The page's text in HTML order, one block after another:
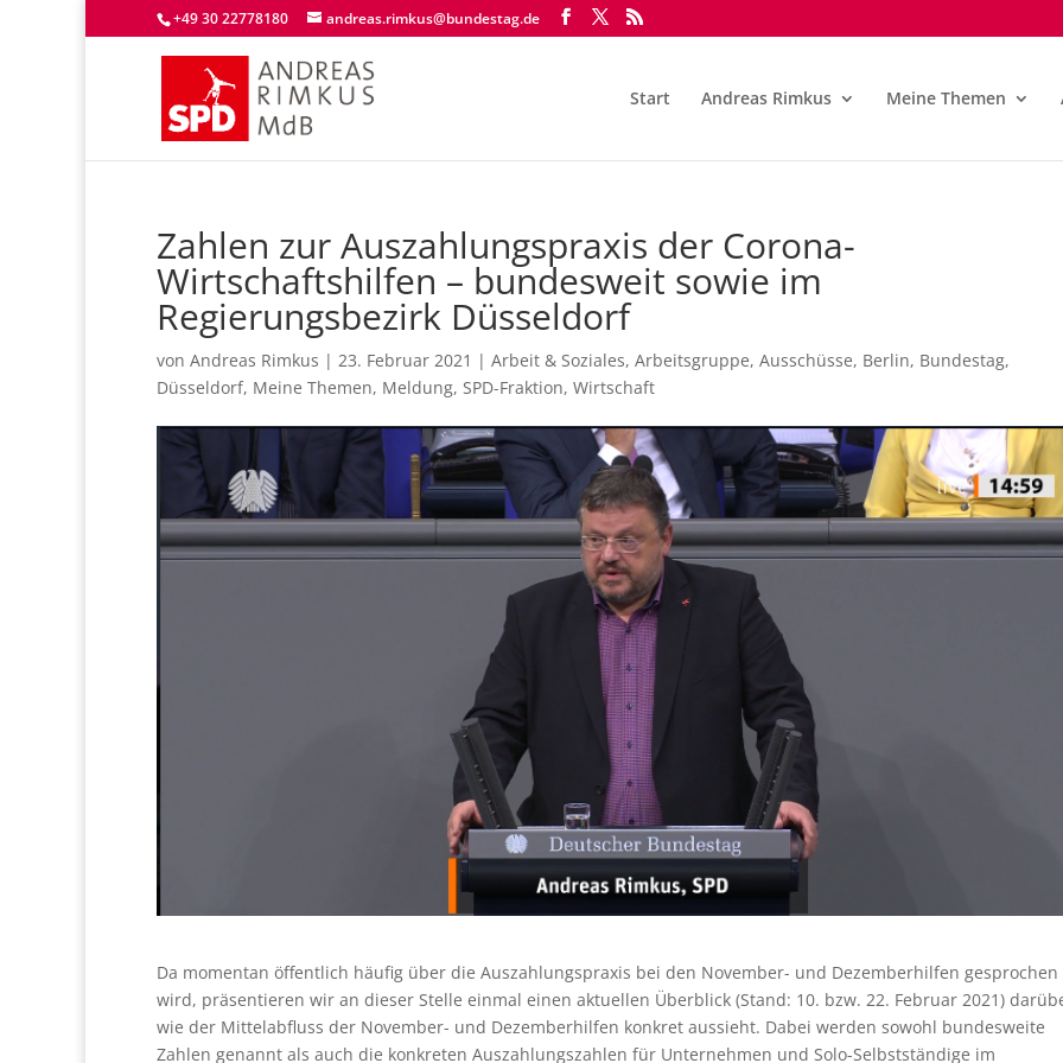
+49 30 22778180 andreas.rimkus@bundestag.de
Start Andreas Rimkus Meine Themen
Zahlen zur Auszahlungspraxis der Corona-
Wirtschaftshilfen – bundesweit sowie im
Regierungsbezirk Düsseldorf
von Andreas Rimkus | 23. Februar 2021 | Arbeit & Soziales, Arbeitsgruppe, Ausschüsse, Berlin, Bundestag,
Düsseldorf, Meine Themen, Meldung, SPD-Fraktion, Wirtschaft
Da momentan öffentlich häufig über die Auszahlungspraxis bei den November- und Dezemberhilfen gesprochen
wird, präsentieren wir an dieser Stelle einmal einen aktuellen Überblick (Stand: 10. bzw. 22. Februar 2021)
wie der Mittelabfluss der November- und Dezemberhilfen konkret aussieht. Dabei werden sowohl bundesweite
Zahlen genannt als auch die konkreten Auszahlungszahlen für Unternehmen und Solo-Selbstständige im